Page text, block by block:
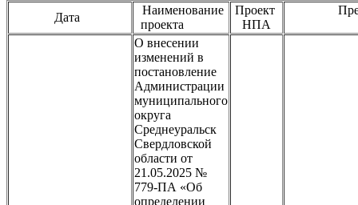
Дата
Наименование
проекта
Проект
НПА
О внесении
изменений в
постановление
Администрации
муниципального
округа
Среднеуральск
Свердловской
области от
21.05.2025 №
779-ПА «Об
определении